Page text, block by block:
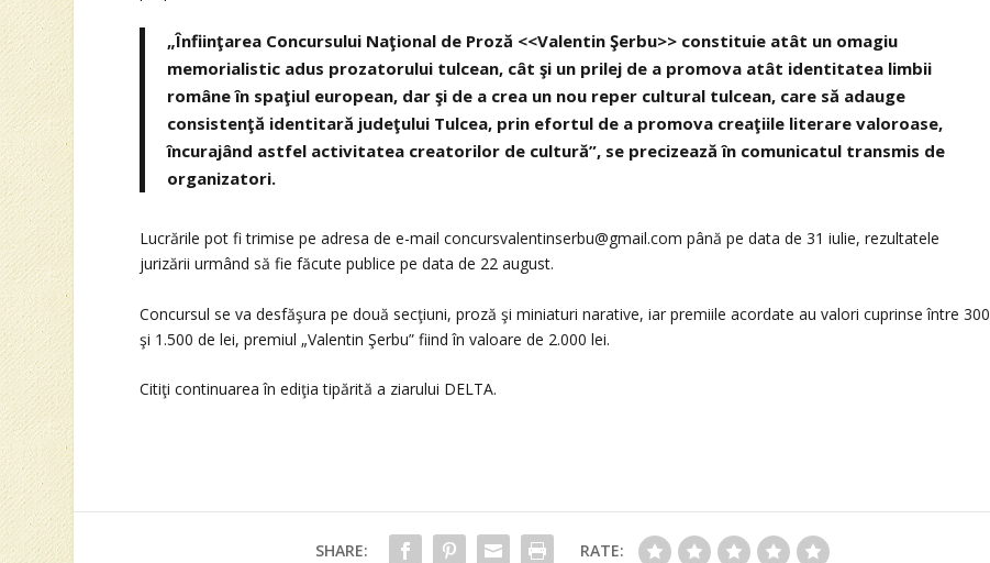
„Înfiinţarea Concursului Naţional de Proză <<Valentin Şerbu>> constituie atât un omagiu
memorialistic adus prozatorului tulcean, cât şi un prilej de a promova atât identitatea limbii
române în spaţiul european, dar şi de a crea un nou reper cultural tulcean, care să adauge
consistenţă identitară judeţului Tulcea, prin efortul de a promova creaţiile literare valoroase,
încurajând astfel activitatea creatorilor de cultură”, se precizează în comunicatul transmis de
organizatori.
Lucrările pot fi trimise pe adresa de e-mail concursvalentinserbu@gmail.com până pe data de 31 iulie, rezultatele
jurizării urmând să fie făcute publice pe data de 22 august.
Concursul se va desfăşura pe două secţiuni, proză şi miniaturi narative, iar premiile acordate au valori cuprinse între 300
şi 1.500 de lei, premiul „Valentin Şerbu” fiind în valoare de 2.000 lei.
Citiţi continuarea în ediţia tipărită a ziarului DELTA.
SHARE: RATE: